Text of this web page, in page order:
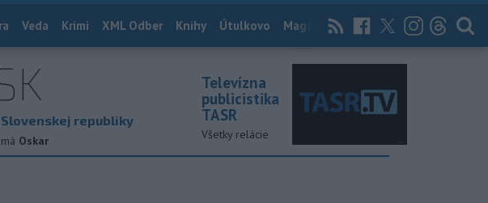
Veda Krimi XML Odber Knihy Útulkovo Magazín News Now Archív
republiky
Oskar
Televízna
publicistika
TASR
Všetky relácie